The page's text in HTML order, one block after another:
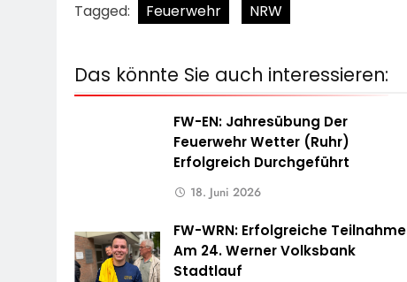
Tagged: Feuerwehr NRW
Das könnte Sie auch interessieren:
FW-EN: Jahresübung Der
Feuerwehr Wetter (Ruhr)
Erfolgreich Durchgeführt
18. Juni 2026
FW-WRN: Erfolgreiche Teilnahme
Am 24. Werner Volksbank
Stadtlauf